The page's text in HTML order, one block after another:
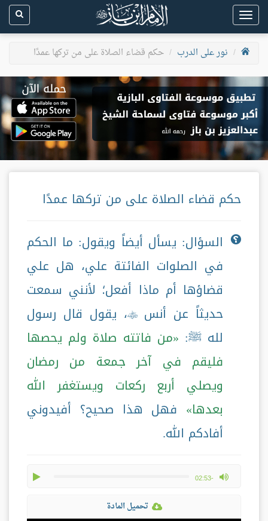
Toggle
navigation
نور على الدرب
حكم قضاء الصلاة على من تركها عمدًا
حكم قضاء الصلاة على من تركها عمدًا
السؤال: يسأل أيضاً ويقول: ما الحكم
في الصلوات الفائتة علي، هل علي
قضاؤها أم ماذا أفعل؛ لأنني سمعت
حديثاً عن أنس، يقول قال رسول
لله ﷺ: من فاتته صلاة ولم يحصها
فليقم في آخر جمعة من رمضان
ويصلي أربع ركعات ويستغفر الله
بعدها
فهل هذا صحيح؟ أفيدوني
أفادكم الله.
-02:53
max volume
تحميل المادة